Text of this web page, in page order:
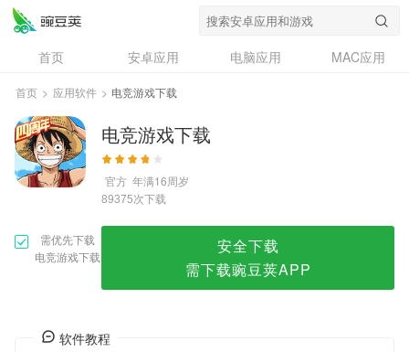
首页 安卓应用 电脑应用
MAC应用
资讯
专题
问答
首页 > 应用软件 > 电竞游戏下载
电竞游戏下载
官方 年满16周岁
89375次下载
需优先下载
电竞游戏下载
安全下载
需下载豌豆荚APP
软件教程